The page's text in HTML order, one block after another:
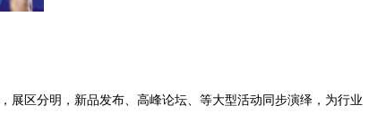
展区分明，新品发布、高峰论坛、等大型活动同步演绎，为行业